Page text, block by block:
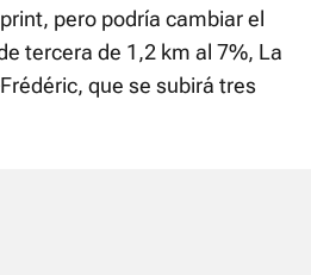
pero podría cambiar el
tercera de 1,2 km al 7%, La
que se subirá tres